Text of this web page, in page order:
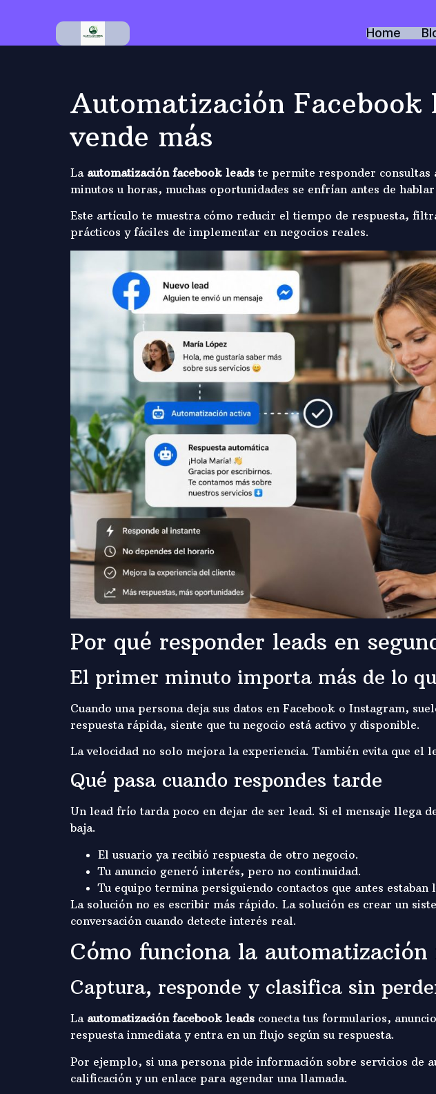
Home
Automatización Facebook
vende más
La automatización facebook leads te permite responder consultas
minutos u horas, muchas oportunidades se enfrían antes de
Este artículo te muestra cómo reducir el tiempo de respuesta,
prácticos y fáciles de implementar en negocios reales.
Por qué responder leads en
El primer minuto importa más de lo
Cuando una persona deja sus datos en Facebook o Instagram,
respuesta rápida, siente que tu negocio está activo y disponible.
La velocidad no solo mejora la experiencia. También evita que el
Qué pasa cuando respondes tarde
Un lead frío tarda poco en dejar de ser lead. Si el mensaje llega
baja.
El usuario ya recibió respuesta de otro negocio.
Tu anuncio generó interés, pero no continuidad.
Tu equipo termina persiguiendo contactos que antes estaban
La solución no es escribir más rápido. La solución es crear un
conversación cuando detecte interés real.
Cómo funciona la automatización
Captura, responde y clasifica sin
La automatización facebook leads conecta tus formularios,
respuesta inmediata y entra en un flujo según su respuesta.
Por ejemplo, si una persona pide información sobre servicios de
calificación y un enlace para agendar una llamada.